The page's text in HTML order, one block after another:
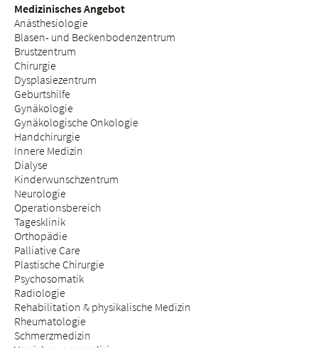
Medizinisches Angebot
Anästhesiologie
Blasen- und Beckenbodenzentrum
Brustzentrum
Chirurgie
Dysplasiezentrum
Geburtshilfe
Gynäkologie
Gynäkologische Onkologie
Handchirurgie
Innere Medizin
Dialyse
Kinderwunschzentrum
Neurologie
Operationsbereich
Tagesklinik
Orthopädie
Palliative Care
Plastische Chirurgie
Psychosomatik
Radiologie
Rehabilitation & physikalische Medizin
Rheumatologie
Schmerzmedizin